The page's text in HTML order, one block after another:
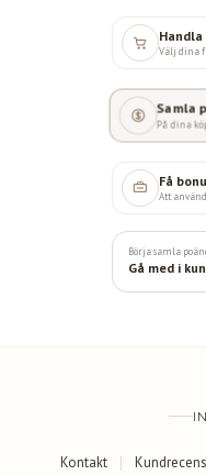
Handla
Välj dina
Samla
På dina
Få
Att
Börja samla
Gå med i
Kontakt